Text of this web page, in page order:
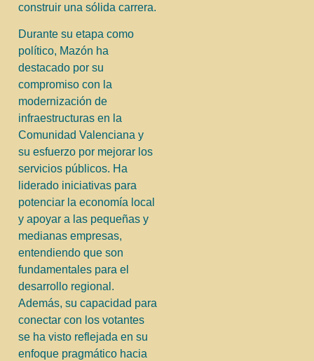
construir una sólida carrera.
Durante su etapa como
político, Mazón ha
destacado por su
compromiso con la
modernización de
infraestructuras en la
Comunidad Valenciana y
su esfuerzo por mejorar los
servicios públicos. Ha
liderado iniciativas para
potenciar la economía local
y apoyar a las pequeñas y
medianas empresas,
entendiendo que son
fundamentales para el
desarrollo regional.
Además, su capacidad para
conectar con los votantes
se ha visto reflejada en su
enfoque pragmático hacia